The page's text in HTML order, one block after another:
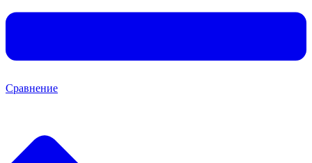
Сравнение